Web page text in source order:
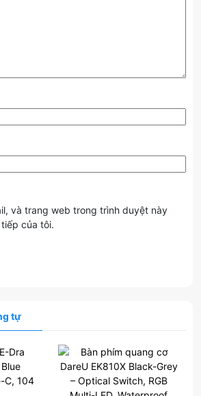
và trang web trong trình duyệt này
của tôi.
tự